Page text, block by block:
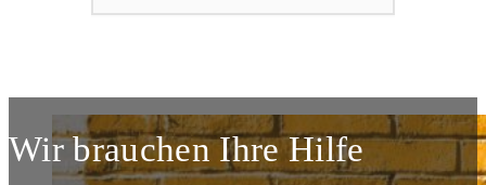
Wir brauchen Ihre Hilfe